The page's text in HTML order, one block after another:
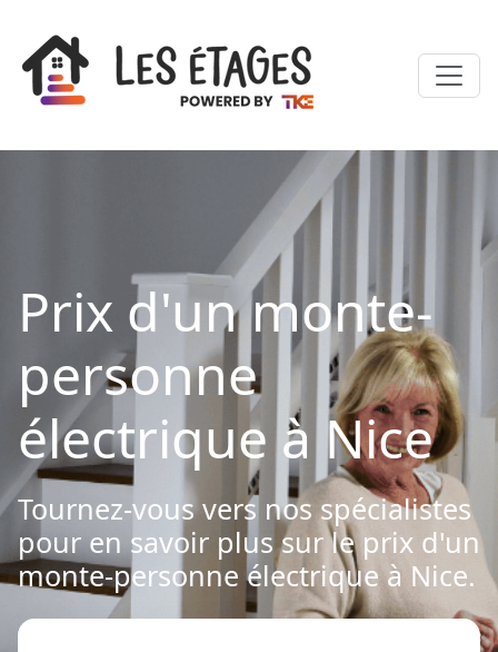
Prix d'un monte-
personne
électrique à Nice
Tournez-vous vers nos spécialistes
pour en savoir plus sur le prix d'un
monte-personne électrique à Nice.